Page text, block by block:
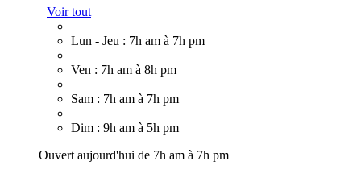
Voir tout
Lun - Jeu : 7h am à 7h pm
Ven : 7h am à 8h pm
Sam : 7h am à 7h pm
Dim : 9h am à 5h pm
Ouvert aujourd'hui de 7h am à 7h pm